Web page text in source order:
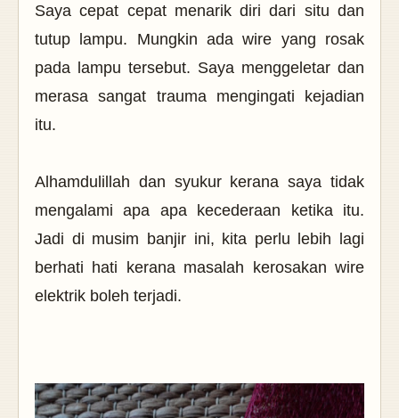
Saya cepat cepat menarik diri dari situ dan
tutup lampu. Mungkin ada wire yang rosak
pada lampu tersebut. Saya menggeletar dan
merasa sangat trauma mengingati kejadian
itu.
Alhamdulillah dan syukur kerana saya tidak
mengalami apa apa kecederaan ketika itu.
Jadi di musim banjir ini, kita perlu lebih lagi
berhati hati kerana masalah kerosakan wire
elektrik boleh terjadi.